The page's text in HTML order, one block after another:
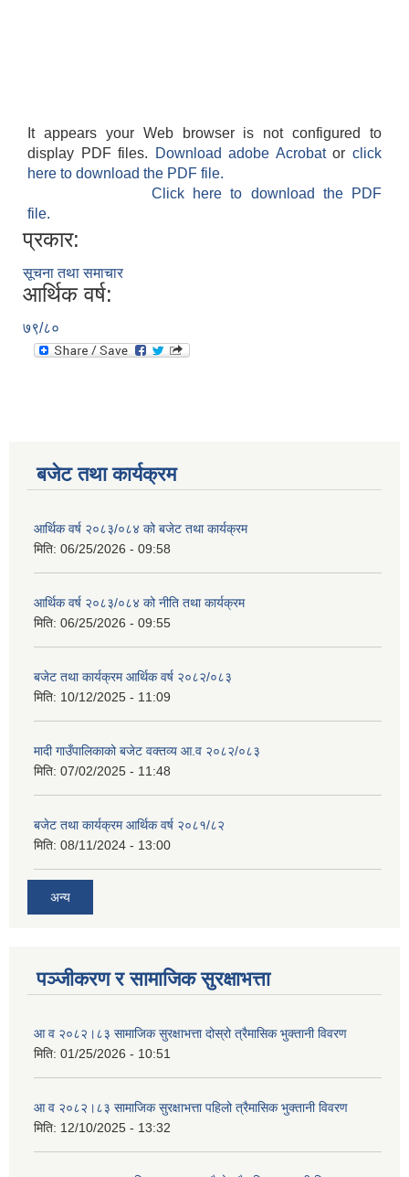
It appears your Web browser is not configured to
display PDF files.
Download adobe Acrobatorclick
here to download the PDF file.
Click here to download the PDF
file.
प्रकार:
सूचना तथा समाचार
आर्थिक वर्ष:
७९/८०
बजेट तथा कार्यक्रम
आर्थिक वर्ष २०८३/०८४ को बजेट तथा कार्यक्रम
मिति: 06/25/2026 - 09:58
आर्थिक वर्ष २०८३/०८४ को नीति तथा कार्यक्रम
मिति: 06/25/2026 - 09:55
बजेट तथा कार्यक्रम आर्थिक वर्ष २०८२/०८३
मिति: 10/12/2025 - 11:09
मादी गाउँपालिकाको बजेट वक्तव्य आ.व २०८२/०८३
मिति: 07/02/2025 - 11:48
बजेट तथा कार्यक्रम आर्थिक वर्ष २०८१/८२
मिति: 08/11/2024 - 13:00
अन्य
पञ्जीकरण र सामाजिक सुरक्षाभत्ता
आ व २०८२।८३ सामाजिक सुरक्षाभत्ता दोस्रो त्रैमासिक भुक्तानी विवरण
मिति: 01/25/2026 - 10:51
आ व २०८२।८३ सामाजिक सुरक्षाभत्ता पहिलो त्रैमासिक भुक्तानी विवरण
मिति: 12/10/2025 - 13:32